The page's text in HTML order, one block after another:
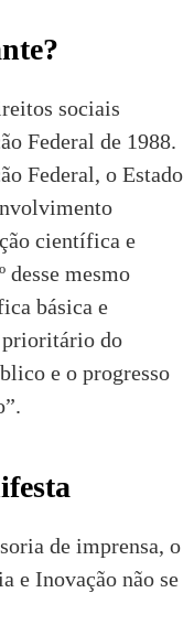
sociais
Federal de 1988.
Federal, o Estado
científica e
desse mesmo
básica e
prioritário do
e o progresso
de imprensa, o
e Inovação não se